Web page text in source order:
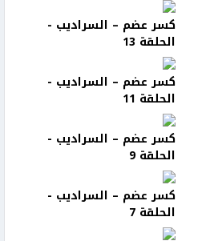
كسر عضم – السراديب -
الحلقة 13
كسر عضم – السراديب -
الحلقة 11
كسر عضم – السراديب -
الحلقة 9
كسر عضم – السراديب -
الحلقة 7